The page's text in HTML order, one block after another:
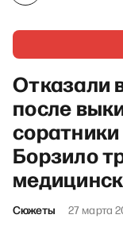
Отказали
после
Борзило
Сюжеты 27 марта